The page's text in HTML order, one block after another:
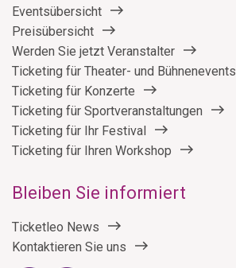
Eventsübersicht
Preisübersicht
Werden Sie jetzt Veranstalter
Ticketing für Theater- und Bühnenevents
Ticketing für Konzerte
Ticketing für Sportveranstaltungen
Ticketing für Ihr Festival
Ticketing für Ihren Workshop
Bleiben Sie informiert
Ticketleo News
Kontaktieren Sie uns